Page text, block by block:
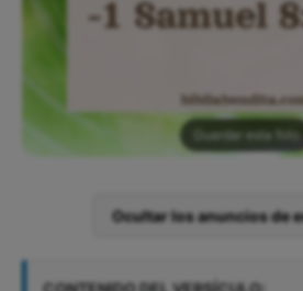
Guardar esta foto
Ocultar los anuncios de